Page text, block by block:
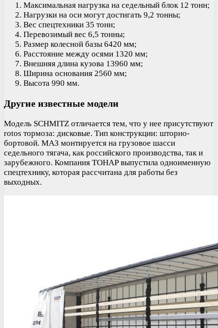
Максимальная нагрузка на седельный блок 12 тонн;
Нагрузки на оси могут достигать 9,2 тонны;
Вес спецтехники 35 тонн;
Перевозимый вес 6,5 тонны;
Размер колесной базы 6420 мм;
Расстояние между осями 1320 мм;
Внешняя длина кузова 13960 мм;
Ширина основания 2560 мм;
Высота 990 мм.
Другие известные модели
Модель SCHMITZ отличается тем, что у нее присутствуют
rotos тормоза: дисковые. Тип конструкции: шторно-
бортовой. МАЗ монтируется на грузовое шасси
седельного тягача, как российского производства, так и
зарубежного. Компания ТОНАР выпустила одноименную
спецтехнику, которая рассчитана для работы без
выходных.